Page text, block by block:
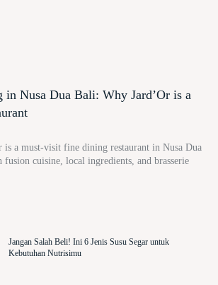
in Nusa Dua Bali: Why Jard’Or is a
is a must-visit fine dining restaurant in Nusa Dua
cuisine, local ingredients, and brasserie
Jangan Salah Beli! Ini 6 Jenis Susu Segar untuk
Kebutuhan Nutrisimu